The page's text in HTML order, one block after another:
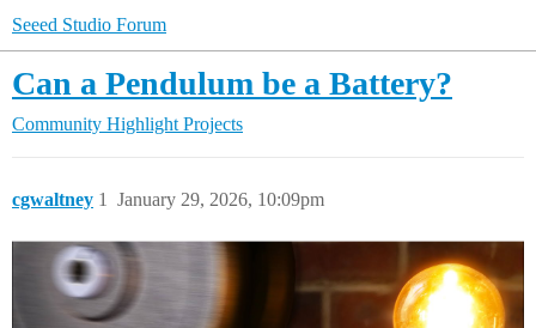
Seeed Studio Forum
Can a Pendulum be a Battery?
Community Highlight Projects
cgwaltney January 29, 2026, 10:09pm
1